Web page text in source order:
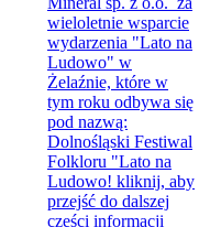
wieloletnie wsparcie
wydarzenia "Lato na
Ludowo" w
Żelaźnie, które w
tym roku odbywa się
pod nazwą:
Dolnośląski Festiwal
Folkloru "Lato na
Ludowo! kliknij, aby
przejść do dalszej
części informacji